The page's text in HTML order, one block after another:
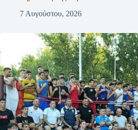
7 Αυγούστου, 2026